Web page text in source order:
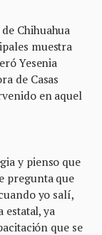
Chihuahua
muestra
Yesenia
de Casas
en aquel
y pienso que
pregunta que
yo salí,
estatal, ya
que se